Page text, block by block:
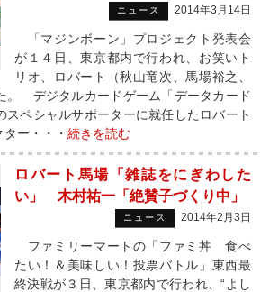
ニュース 2014年3月14日
「マジンボーン」プロジェクト発表会
が１４日、東京都内で行われ、お笑いト
リオ、ロバート（秋山竜次、馬場裕之、
。 デジタルカードゲーム「データカード
ペシャルサポーターに就任したロバート
ー・・・ 続きを読む
ロバート馬場「雑誌をにぎわした
い」 木村祐一「絶賛子づくり中」
ニュース 2014年2月3日
ファミリーマートの「ファミ丼 食べ
たい！＆美味しい！投票バトル」東西最
終決戦が３日、東京都内で行われ、“よし